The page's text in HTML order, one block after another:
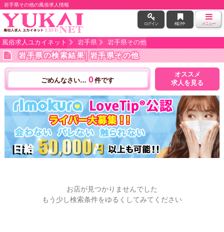
岩手県その他の風俗求人情報
ログイン 検討中 メニュー
風俗求人ユカイネット 岩手県 岩手県その他
岩手県の検索結果│岩手県その他
ごめんなさい…0件です
オススメ
求人を見る
お店が見つかりませんでした
もう少し検索条件をゆるくしてみてください